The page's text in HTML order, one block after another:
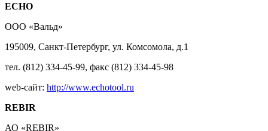
ECHO
ООО «Вальд»
195009, Санкт-Петербург, ул. Комсомола, д.1
тел. (812) 334-45-99, факс (812) 334-45-98
web-сайт: http://www.echotool.ru
REBIR
АО «REBIR»